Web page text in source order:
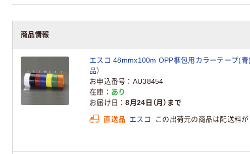
商品情報
エスコ 48mmx100m OPP梱包用カラーテープ(
品）
お申込番号
AU38454
在庫
あり
お届け日
8月24日（月）まで
直送品 エスコ この出荷元の商品は配送料が